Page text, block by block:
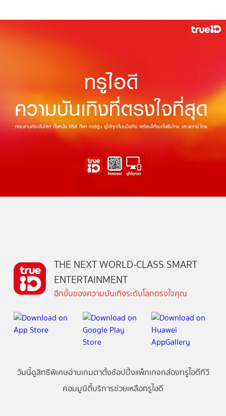
THE NEXT WORLD-CLASS SMART
ENTERTAINMENT
อีกขั้นของความบันเทิงระดับโลกตรงใจคุณ
วันนี้ดูสิทธิพิเศษอ่านเกมตาตั้งช้อปปิ้งแพ็กเกจกล่องทรูไอดีทีวี
คอมมูนิตี้บริการช่วยเหลือทรูไอดี